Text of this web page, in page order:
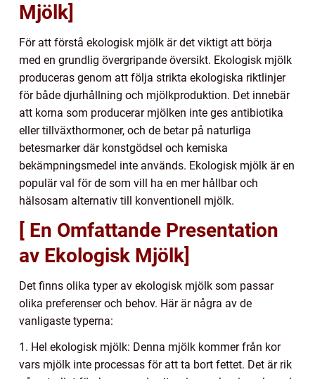
Mjölk]
För att förstå ekologisk mjölk är det viktigt att börja
med en grundlig övergripande översikt. Ekologisk mjölk
produceras genom att följa strikta ekologiska riktlinjer
för både djurhållning och mjölkproduktion. Det innebär
att korna som producerar mjölken inte ges antibiotika
eller tillväxthormoner, och de betar på naturliga
betesmarker där konstgödsel och kemiska
bekämpningsmedel inte används. Ekologisk mjölk är en
populär val för de som vill ha en mer hållbar och
hälsosam alternativ till konventionell mjölk.
[ En Omfattande Presentation
av Ekologisk Mjölk]
Det finns olika typer av ekologisk mjölk som passar
olika preferenser och behov. Här är några av de
vanligaste typerna:
1. Hel ekologisk mjölk: Denna mjölk kommer från kor
vars mjölk inte processas för att ta bort fettet. Det är rik